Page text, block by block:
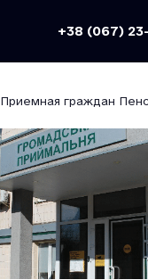
+38 (067)
Приемная граждан